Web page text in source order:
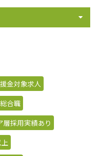
金対象求人
総合職
層採用実績あり